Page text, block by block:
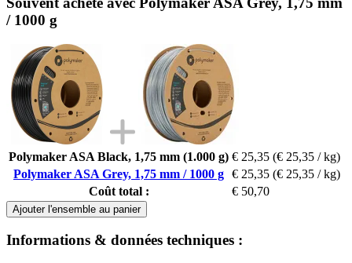
/ 1000 g
Polymaker ASA Black, 1,75 mm (1.000 g) € 25,35 (€ 25,35 / kg)
Polymaker ASA Grey, 1,75 mm / 1000 g € 25,35 (€ 25,35 / kg)
Coût total :
€ 50,70
Ajouter l'ensemble au panier
Informations & données techniques :